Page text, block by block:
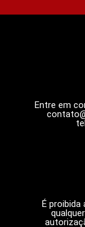
Entre em
É